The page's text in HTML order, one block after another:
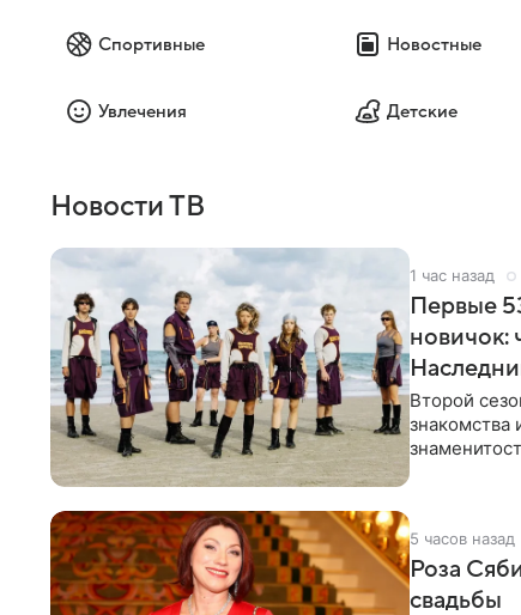
Спортивные Новостные
Увлечения Детские
Новости ТВ
1 час назад
Первые
новичок:
Второй
знакомства
5 часов назад
Роза
свадьбы